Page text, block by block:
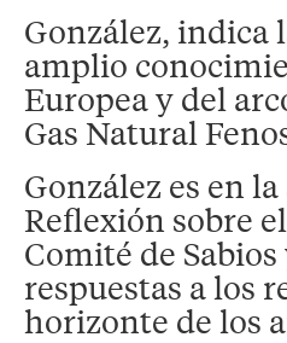
González, indica
amplio
Europea y del
Gas Natural
González es en
Reflexión sobre
Comité de
respuestas a los
horizonte de los